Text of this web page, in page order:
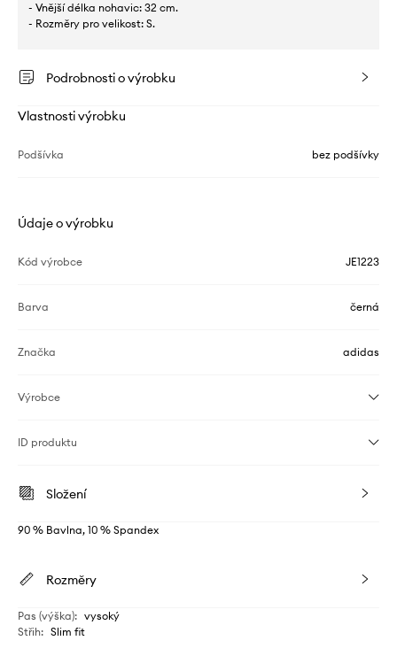
- Vnější délka nohavic: 32 cm.
- Rozměry pro velikost: S.
Podrobnosti o výrobku
Vlastnosti výrobku
Podšívka bez podšívky
Údaje o výrobku
Kód výrobce JE1223
Barva černá
Značka adidas
Výrobce
ID produktu
Složení
90 % Bavlna, 10 % Spandex
Rozměry
Pas (výška): vysoký
Střih: Slim fit